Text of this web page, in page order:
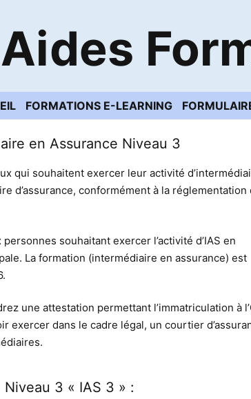
Aides
FORMATIONS E-LEARNING
en Assurance Niveau 3
qui souhaitent exercer leur activité
d’assurance, conformément à la réglementation
souhaitant exercer l’activité d’IAS en
La formation (intermédiaire en assurance) est
une attestation permettant l’immatriculation à
exercer dans le cadre légal, un courtier
3 « IAS 3 » :